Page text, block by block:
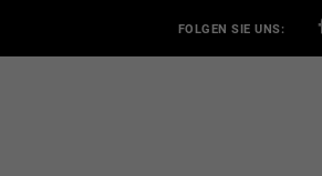
FOLGEN SIE UNS: